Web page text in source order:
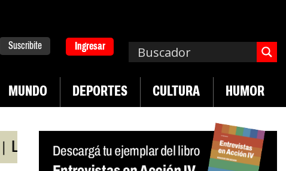
Suscribite Ingresar
MUNDO DEPORTES CULTURA HUMOR
Emergencia en salud mental | Los 43